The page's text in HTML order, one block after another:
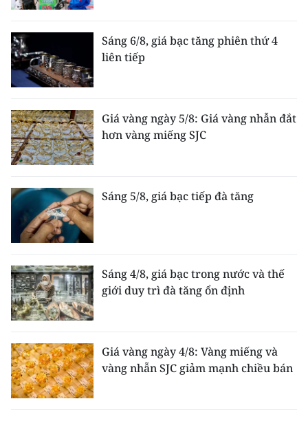
Sáng 6/8, giá bạc tăng phiên thứ 4
liên tiếp
Giá vàng ngày 5/8: Giá vàng nhẫn đắt
hơn vàng miếng SJC
Sáng 5/8, giá bạc tiếp đà tăng
Sáng 4/8, giá bạc trong nước và thế
giới duy trì đà tăng ổn định
Giá vàng ngày 4/8: Vàng miếng và
vàng nhẫn SJC giảm mạnh chiều bán